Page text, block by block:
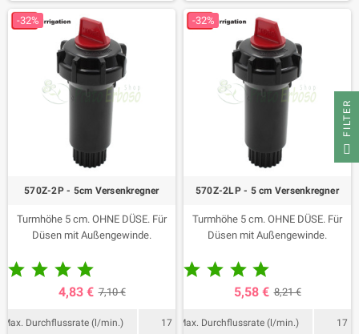
-32%
570Z-2P - 5cm Versenkregner
Turmhöhe 5 cm. OHNE DÜSE. Für
Düsen mit Außengewinde.
   
4,83 € 7,10 €
Max. Durchflussrate (l/min.) 17
-32%
570Z-2LP - 5 cm Versenkregner
Turmhöhe 5 cm. OHNE DÜSE. Für
Düsen mit Außengewinde.
   
5,58 € 8,21 €
Max. Durchflussrate (l/min.) 17
FILTER